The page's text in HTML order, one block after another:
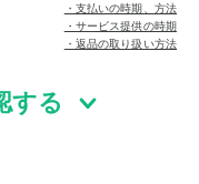
・支払いの時期、方法
・サービス提供の時期
・返品の取り扱い方法
する